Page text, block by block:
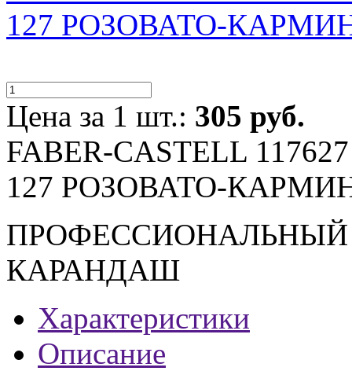
127 РОЗОВАТО-
Цена за 1 шт.: 305 руб.
FABER-CASTELL
127 РОЗОВАТО-
КАРАНДАШ
Характеристики
Описание